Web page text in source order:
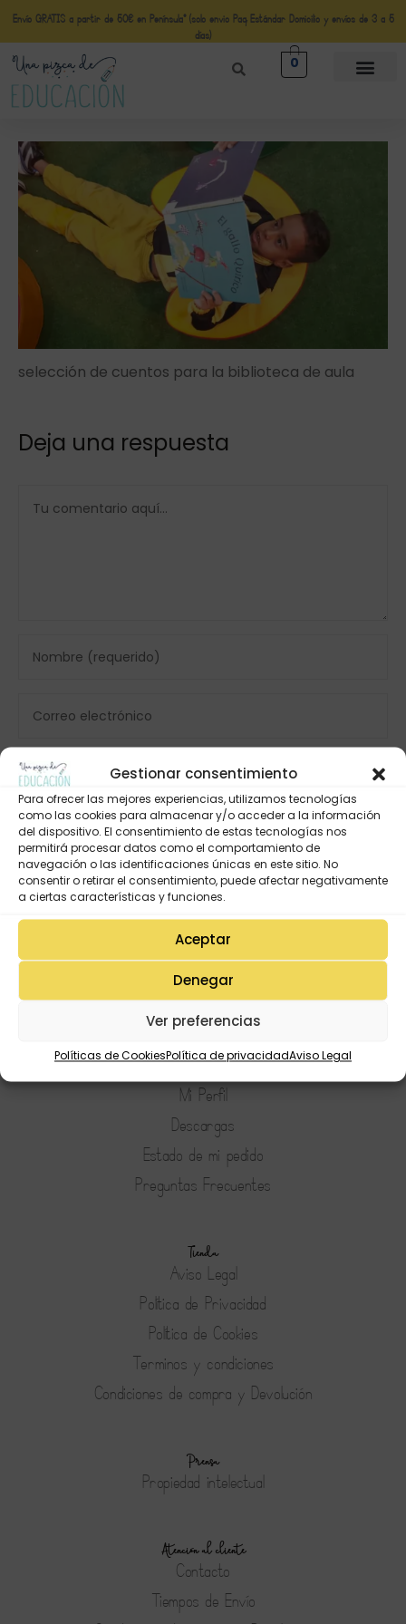
Gestionar consentimiento
Para ofrecer las mejores experiencias, utilizamos tecnologías
como las cookies para almacenar y/o acceder a la información
del dispositivo. El consentimiento de estas tecnologías nos
permitirá procesar datos como el comportamiento de
navegación o las identificaciones únicas en este sitio. No
consentir o retirar el consentimiento, puede afectar negativamente
a ciertas características y funciones.
Aceptar
Denegar
Ver preferencias
Políticas de CookiesPolítica de privacidadAviso Legal
Envío GRATIS a partir de 50€ en Península* (solo envio Paq Estándar Domicilio y envíos de 3 a 5
días)
0
selección de cuentos para la biblioteca de aula
Deja una respuesta
Lista de deseos
Mi Perfil
Descargas
Estado de mi pedido
Preguntas Frecuentes
Tienda
Aviso Legal
Política de Privacidad
Política de Cookies
Terminos y condiciones
Condiciones de compra y Devolución
Prensa
Propiedad intelectual
Atención al cliente
Contacto
Tiempos de Envío